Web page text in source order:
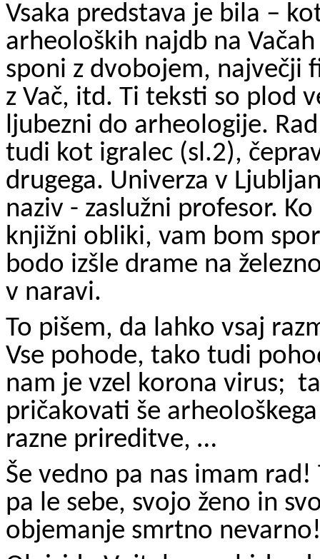
Vsaka predstava je bila –
arheoloških najdb na
sponi z dvobojem, največji
z Vač, itd. Ti teksti so plod
ljubezni do arheologije.
tudi kot igralec (sl.2),
drugega. Univerza v
naziv - zaslužni profesor.
knjižni obliki, vam bom
bodo izšle drame na
v naravi.
To pišem, da lahko vsaj
Vse pohode, tako tudi
nam je vzel korona virus;
pričakovati še
razne prireditve, …
Še vedno pa nas imam
pa le sebe, svojo ženo in
objemanje smrtno